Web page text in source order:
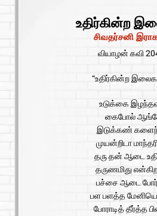
உதிர்கின்ற
சிவதர்சனி
வியாழன் கவி
“உதிர்கின்ற
உடுக்கை
கைபோல்
இடுக்கண்
முயன்றிடா
தரு தன் ஆடை
தருணமிது
பச்சை ஆடை
பள பளத்த
போராடித் தீர்த்த